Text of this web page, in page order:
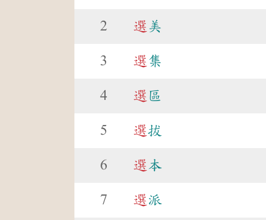
2 選 美
3 選集
4 選 區
5 選拔
6 選本
7 選派